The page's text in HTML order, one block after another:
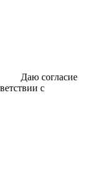
Даю согласие
с